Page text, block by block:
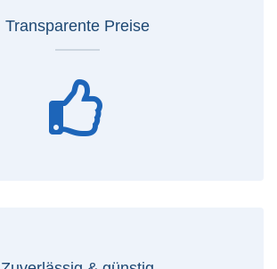
Transparente Preise